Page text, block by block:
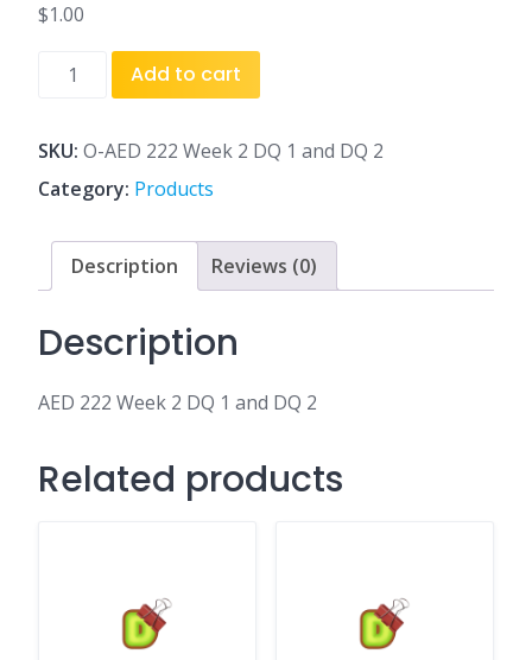
$1.00
AED
2
DQ
and
2
Add to cart
SKU: O-AED 222 Week 2 DQ 1 and DQ 2
Category: Products
Description Reviews (0)
Description
AED 222 Week 2 DQ 1 and DQ 2
Related products